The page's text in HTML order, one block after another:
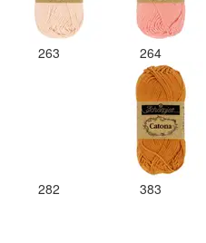
263 264
282 383